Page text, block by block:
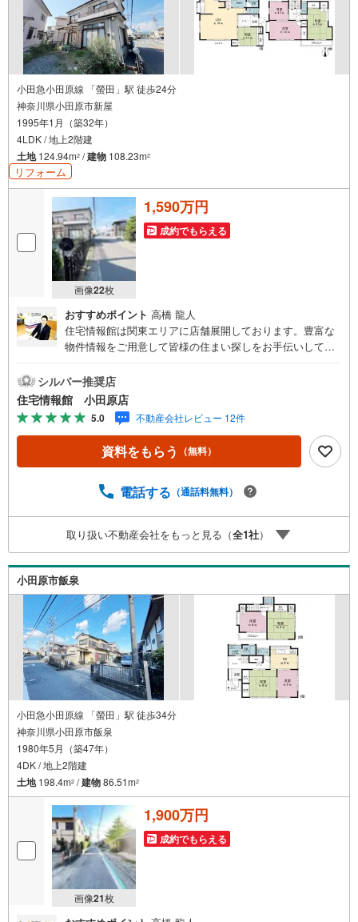
小田急小田原線 「螢田」駅 徒歩24分
神奈川県小田原市新屋
1995年1月（築32年）
4LDK / 地上2階建
土地124.94m2 /建物 108.23m2
リフォーム
画像22枚
1,590万円
成約でもらえる
おすすめポイント 高橋 龍人
住宅情報館は関東エリアに店舗展開しております。豊富な
物件情報をご用意して皆様の住まい探しをお手伝いしてお
さい。住宅ローン相談会も同時開催中無理のない住宅ロー
ンの試算やご購入の際にかかる諸費用の概算も行っており
ます。しっかりとした資金計画のアドバイスをさせて頂き
ますので、お気軽にご相談ください。
シルバー推奨店
住宅情報館 小田原店
5.0 不動産会社レビュー 12件
資料をもらう （無料）
電話する （通話料無料）
取り扱い不動産会社をもっと見る（全1社）
小田原市飯泉
小田急小田原線 「螢田」駅 徒歩34分
神奈川県小田原市飯泉
1980年5月（築47年）
4DK / 地上2階建
土地198.4m2 /建物86.51m2
画像21枚
1,900万円
成約でもらえる